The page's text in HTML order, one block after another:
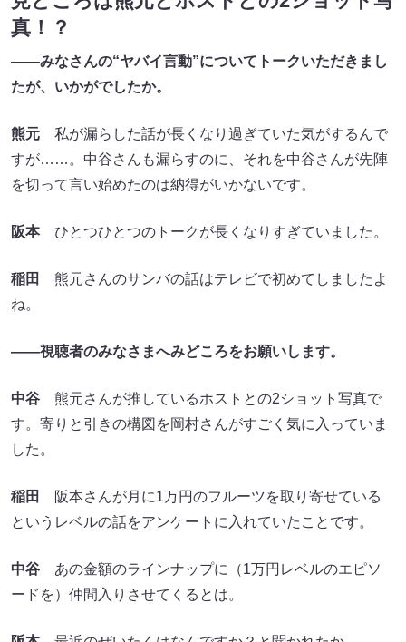
真！？
――みなさんの“ヤバイ言動”についてトークいただきまし
たが、いかがでしたか。
熊元 私が漏らした話が長くなり過ぎていた気がするんで
すが……。中谷さんも漏らすのに、それを中谷さんが先陣
を切って言い始めたのは納得がいかないです。
阪本ひとつひとつのトークが長くなりすぎていました。
稲田
熊元さんのサンバの話はテレビで初めてしましたよ
ね。
――視聴者のみなさまへみどころをお願いします。
中谷 熊元さんが推しているホストとの2ショット写真で
す。寄りと引きの構図を岡村さんがすごく気に入っていま
した。
稲田
阪本さんが月に1万円のフルーツを取り寄せている
というレベルの話をアンケートに入れていたことです。
中谷 あの金額のラインナップに（1万円レベルのエピソ
ードを）仲間入りさせてくるとは。